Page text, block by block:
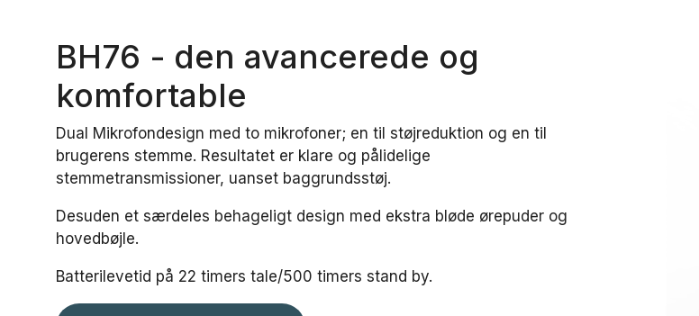
BH76 - den avancerede og
komfortable
Dual Mikrofondesign med to mikrofoner; en til støjreduktion og en til
brugerens stemme. Resultatet er klare og pålidelige
stemmetransmissioner, uanset baggrundsstøj.
Desuden et særdeles behageligt design med ekstra bløde ørepuder og
hovedbøjle.
Batterilevetid på 22 timers tale/500 timers stand by.